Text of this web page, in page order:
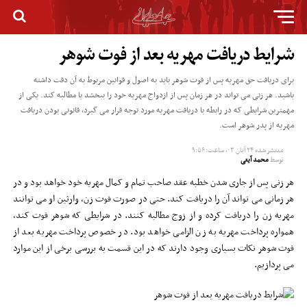
شرایط دریافت مهریه بعد از فوت شوهر
برای دریافت حق مهریه پس از فوت شوهر باید به اصول و قوانین مربوط به آن دقت داشته
باشید. هر زنی می تواند در هر زمان پس از ازدواج مهریه خود را ببخشد یا مطالبه کند. یکی از
مهمترین شرایطی که در رابطه با دریافت مهریه مورد توجه قرار می گیرد، قانونی بودن دریافت
مهریه از پدر شوهر است.
منتشر شده۲۴ آبان ۰۳, ساعت: ۹:۵۶
توسطمحمد آیتی
هر زنی پس از جاری شدن خطبه عقد صاحب تمام و کمال مهریه خود خواهد بود و در
هر زمانی می تواند آن را دریافت کند. حتی در صورت فوت زن، وارثین او می توانند
مهریه زن را دریافت کرده و از زوج مطالبه کنند. در شرایطی که شوهر فوت کند،
همواره پرداخت مهریه به زن الزامی خواهد بود. در خصوص پرداخت مهریه بعد از
فوت شوهر نکات بسیاری وجود دارند که در این قسمت به بررسی برخی از این موارد
می پردازیم.